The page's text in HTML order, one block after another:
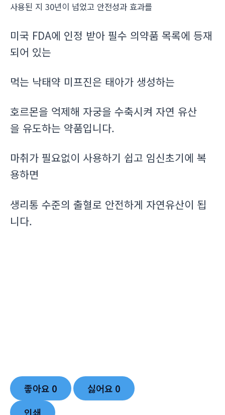
사용된 지 30년이 넘었고 안전성과 효과를
미국 FDA에 인정 받아 필수 의약품 목록에 등재
되어 있는
먹는 낙태약 미프진은 태아가 생성하는
호르몬을 억제해 자궁을 수축시켜 자연 유산
을 유도하는 약품입니다.
마취가 필요없이 사용하기 쉽고 임신초기에 복
용하면
생리통 수준의 출혈로 안전하게 자연유산이 됩
니다.
좋아요 0 싫어요 0